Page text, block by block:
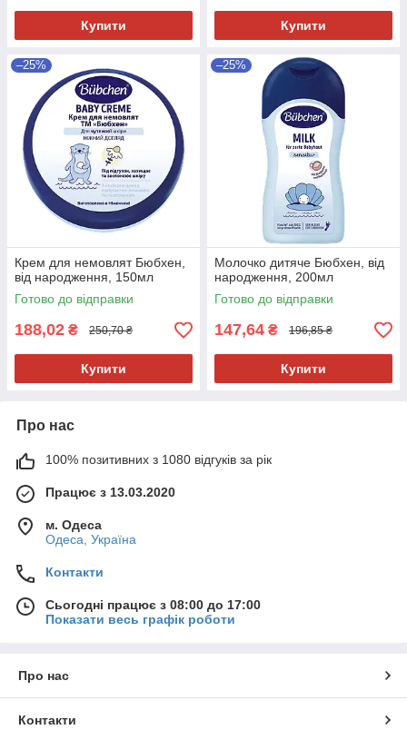
Купити Купити
–25%
Крем для немовлят Бюбхен,
від народження, 150мл
Готово до відправки
188,02 ₴ 250,70 ₴
Купити
–25%
Молочко дитяче Бюбхен, від
народження, 200мл
Готово до відправки
147,64 ₴ 196,85 ₴
Купити
Про нас
100% позитивних з 1080 відгуків за рік
Працює з 13.03.2020
м. Одеса
Одеса, Україна
Контакти
Сьогодні працює з 08:00 до 17:00
Показати весь графік роботи
Про нас
Контакти